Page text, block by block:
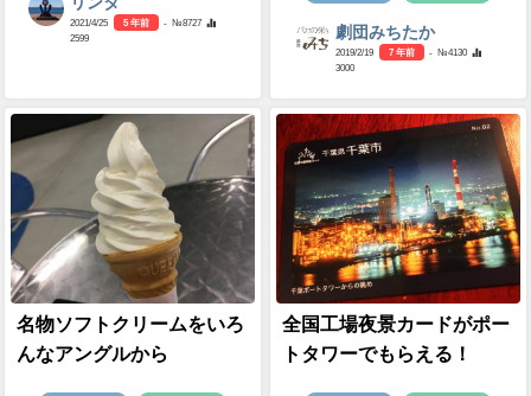
2021/4/25 5 年前
- №8727
2599
劇団みちたか
2019/2/19 7 年前
- №4130
3000
名物ソフトクリームをいろ
んなアングルから
全国工場夜景カードがポー
トタワーでもらえる！